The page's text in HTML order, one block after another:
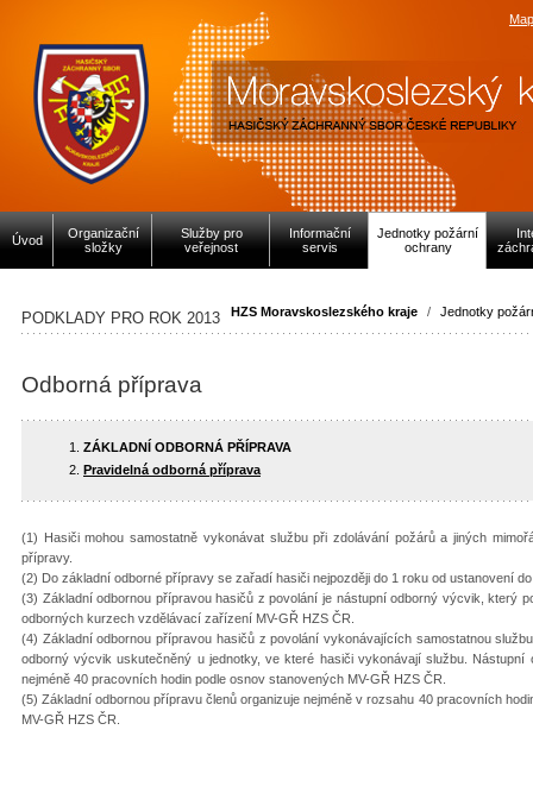
Úvod
Organizační
složky
Služby pro
veřejnost
Informační
servis
Jednotky požární
ochrany
HZS Moravskoslezského kraje / Jednotky
PODKLADY PRO ROK 2013
Odborná příprava
ZÁKLADNÍ ODBORNÁ PŘÍPRAVA
Pravidelná odborná příprava
(1) Hasiči mohou samostatně vykonávat službu při zdolávání požárů a jiných
přípravy.
(2) Do základní odborné přípravy se zařadí hasiči nejpozději do 1 roku od ustanovení
(3) Základní odbornou přípravou hasičů z povolání je nástupní odborný výcvik, který
odborných kurzech vzdělávací zařízení MV-GŘ HZS ČR.
(4) Základní odbornou přípravou hasičů z povolání vykonávajících samostatnou
odborný výcvik uskutečněný u jednotky, ve které hasiči vykonávají službu.
nejméně 40 pracovních hodin podle osnov stanovených MV-GŘ HZS ČR.
(5) Základní odbornou přípravu členů organizuje nejméně v rozsahu 40 pracovních
MV-GŘ HZS ČR.